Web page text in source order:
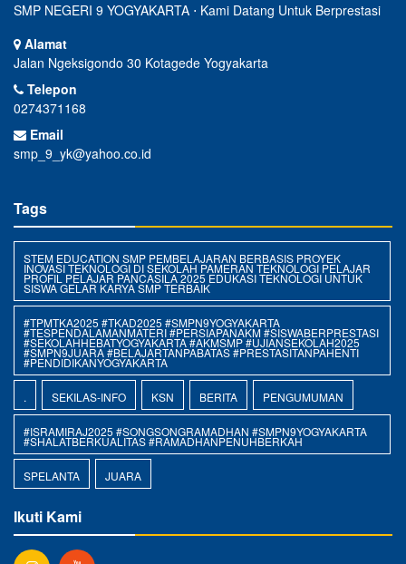
SMP NEGERI 9 YOGYAKARTA ⋅ Kami Datang Untuk Berprestasi
Alamat
Jalan Ngeksigondo 30 Kotagede Yogyakarta
Telepon
0274371168
Email
smp_9_yk@yahoo.co.id
Tags
STEM EDUCATION SMP PEMBELAJARAN BERBASIS PROYEK
INOVASI TEKNOLOGI DI SEKOLAH PAMERAN TEKNOLOGI PELAJAR
PROFIL PELAJAR PANCASILA 2025 EDUKASI TEKNOLOGI UNTUK
SISWA GELAR KARYA SMP TERBAIK
#TPMTKA2025 #TKAD2025 #SMPN9YOGYAKARTA
#TESPENDALAMANMATERI #PERSIAPANAKM #SISWABERPRESTASI
#SEKOLAHHEBATYOGYAKARTA #AKMSMP #UJIANSEKOLAH2025
#SMPN9JUARA #BELAJARTANPABATAS #PRESTASITANPAHENTI
#PENDIDIKANYOGYAKARTA
. SEKILAS-INFO KSN BERITA PENGUMUMAN
#ISRAMIRAJ2025 #SONGSONGRAMADHAN #SMPN9YOGYAKARTA
#SHALATBERKUALITAS #RAMADHANPENUHBERKAH
SPELANTA JUARA
Ikuti Kami